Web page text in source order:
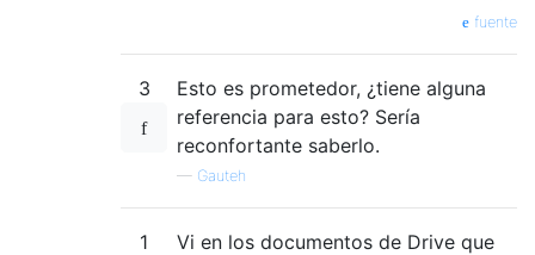
fuente
3
Esto es prometedor, ¿tiene alguna
referencia para esto? Sería
reconfortante saberlo.
— Gauteh
1
Vi en los documentos de Drive que